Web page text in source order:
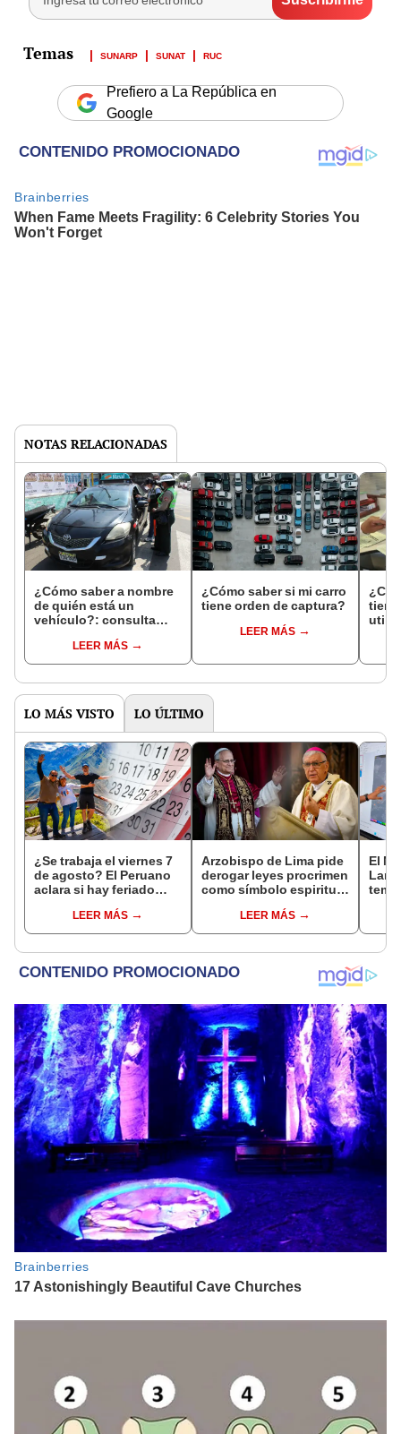
SUNARP SUNAT RUC
Prefiero a La República en
Google
NOTAS RELACIONADAS
¿Cómo saber a nombre
de quién está un
vehículo?: consulta
LEER MÁS
¿Cómo saber si mi carro
tiene orden de captura?
LEER MÁS
LO MÁS VISTO LO ÚLTIMO
¿Se trabaja el viernes 7
de agosto? El Peruano
aclara si hay feriado
del 6 de agosto
LEER MÁS
Arzobispo de Lima pide
derogar leyes procrimen
como símbolo espiritual
León XIVLEER MÁS
El
palta